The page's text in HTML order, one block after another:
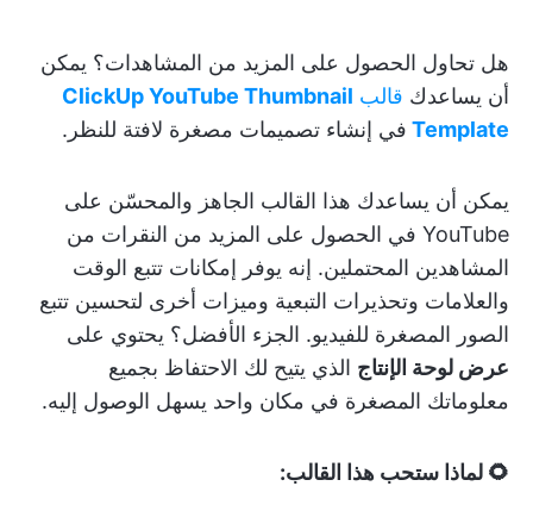
هل تحاول الحصول على المزيد من المشاهدات؟ يمكن
أن يساعدك قالب ClickUp YouTube Thumbnail
Template في إنشاء تصميمات مصغرة لافتة للنظر.
يمكن أن يساعدك هذا القالب الجاهز والمحسّن على
YouTube في الحصول على المزيد من النقرات من
المشاهدين المحتملين. إنه يوفر إمكانات تتبع الوقت
والعلامات وتحذيرات التبعية وميزات أخرى لتحسين تتبع
الصور المصغرة للفيديو. الجزء الأفضل؟ يحتوي على
عرض لوحة الإنتاج الذي يتيح لك الاحتفاظ بجميع
معلوماتك المصغرة في مكان واحد يسهل الوصول إليه.
🌻 لماذا ستحب هذا القالب: